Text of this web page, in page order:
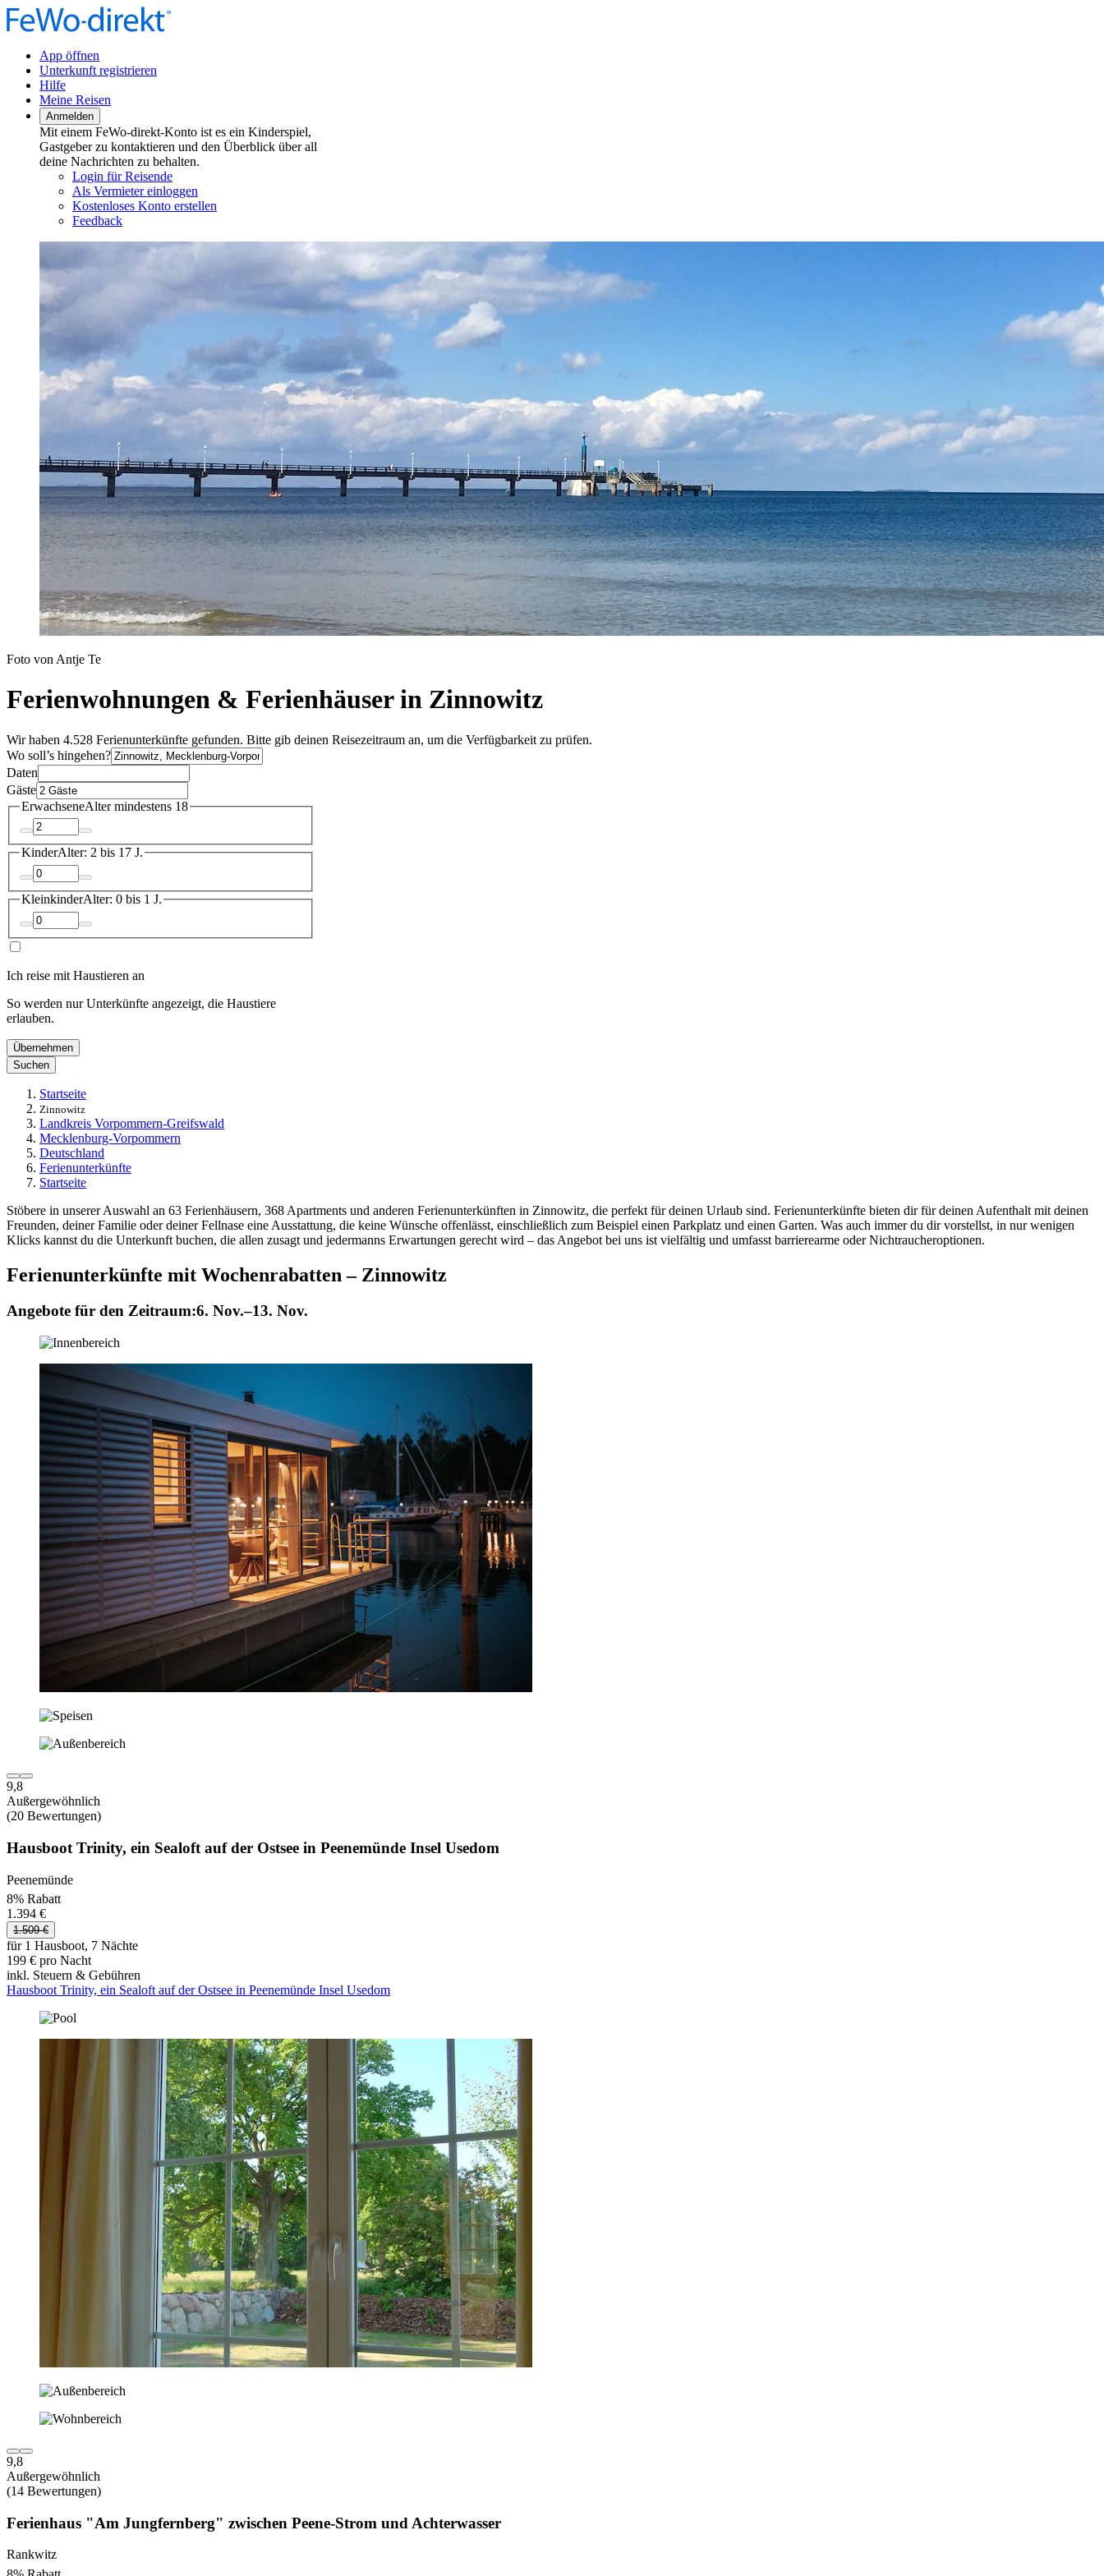
App öffnen
Unterkunft registrieren
Hilfe
Meine Reisen
Anmelden
Mit einem FeWo-direkt-Konto ist es ein Kinderspiel,
Gastgeber zu kontaktieren und den Überblick über all
deine Nachrichten zu behalten.
Login für Reisende
Als Vermieter einloggen
Kostenloses Konto erstellen
Feedback
Foto von Antje Te
Ferienwohnungen & Ferienhäuser in Zinnowitz
Wir haben 4.528 Ferienunterkünfte gefunden. Bitte gib deinen Reisezeitraum an, um die Verfügbarkeit zu prüfen.
Wo soll’s hingehen?
Daten
Gäste
ErwachseneAlter mindestens 18
KinderAlter: 2 bis 17 J.
KleinkinderAlter: 0 bis 1 J.
Ich reise mit Haustieren an
So werden nur Unterkünfte angezeigt, die Haustiere
erlauben.
Übernehmen
Suchen
Startseite
Zinnowitz
Landkreis Vorpommern-Greifswald
Mecklenburg-Vorpommern
Deutschland
Ferienunterkünfte
Startseite
Stöbere in unserer Auswahl an 63 Ferienhäusern, 368 Apartments und anderen Ferienunterkünften in Zinnowitz, die perfekt für deinen Urlaub sind. Ferienunterkünfte bieten dir für deinen Aufenthalt mit deinen
Freunden, deiner Familie oder deiner Fellnase eine Ausstattung, die keine Wünsche offenlässt, einschließlich zum Beispiel einen Parkplatz und einen Garten. Was auch immer du dir vorstellst, in nur wenigen
Klicks kannst du die Unterkunft buchen, die allen zusagt und jedermanns Erwartungen gerecht wird – das Angebot bei uns ist vielfältig und umfasst barrierearme oder Nichtraucheroptionen.
Ferienunterkünfte mit Wochenrabatten – Zinnowitz
Angebote für den Zeitraum:6. Nov.–13. Nov.
9,8
Außergewöhnlich
(20 Bewertungen)
Hausboot Trinity, ein Sealoft auf der Ostsee in Peenemünde Insel Usedom
Peenemünde
8% Rabatt
1.394 €
1.509 €
für 1 Hausboot, 7 Nächte
199 € pro Nacht
inkl. Steuern & Gebühren
Hausboot Trinity, ein Sealoft auf der Ostsee in Peenemünde Insel Usedom
9,8
Außergewöhnlich
(14 Bewertungen)
Ferienhaus "Am Jungfernberg" zwischen Peene-Strom und Achterwasser
Rankwitz